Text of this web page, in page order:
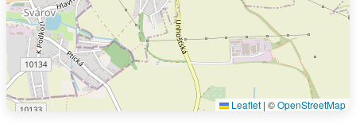
Leaflet | ©OpenStreetMap